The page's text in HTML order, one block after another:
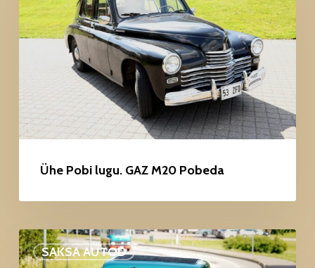
lugu.
GAZ
Ühe Pobi lugu. GAZ M20 Pobeda
SAKSA AUTOD
Pilgupüüdja
Adler